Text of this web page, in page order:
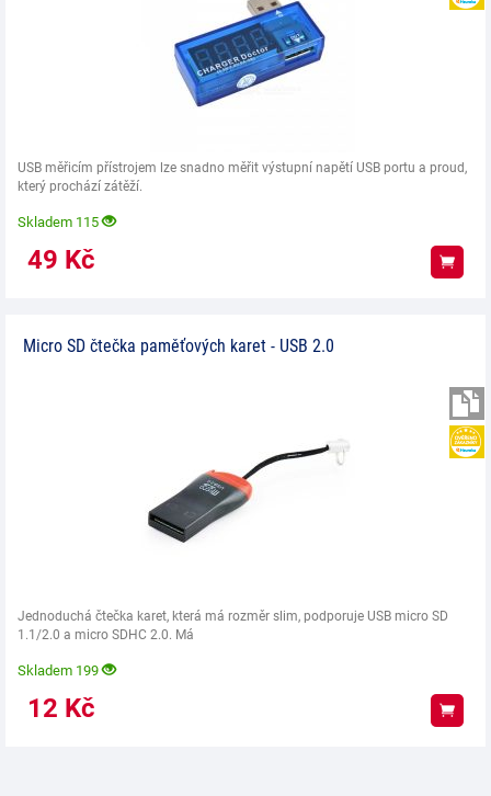
USB měřicím přístrojem lze snadno měřit výstupní napětí USB portu a proud,
který prochází zátěží.
Skladem 115
49 Kč
Micro SD čtečka paměťových karet - USB 2.0
Jednoduchá čtečka karet, která má rozměr slim, podporuje USB micro SD
1.1/2.0 a micro SDHC 2.0. Má
Skladem 199
12 Kč